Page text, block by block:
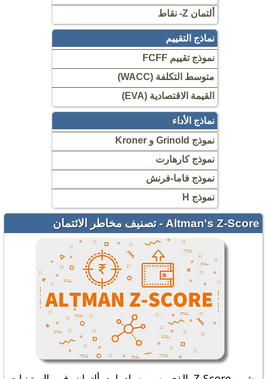
ألتمان Z- نقاط
نماذج التقييم
نموذج تقييم FCFF
متوسط ​​التكلفة (WACC)
القيمة الاقتصادية (EVA)
نماذج الأداء
نموذج Grinold و Kroner
نموذج كارهارت
نموذج فاما-فرنش
نموذج H
Altman's Z-Score - تصنيف مخاطر الائتمان